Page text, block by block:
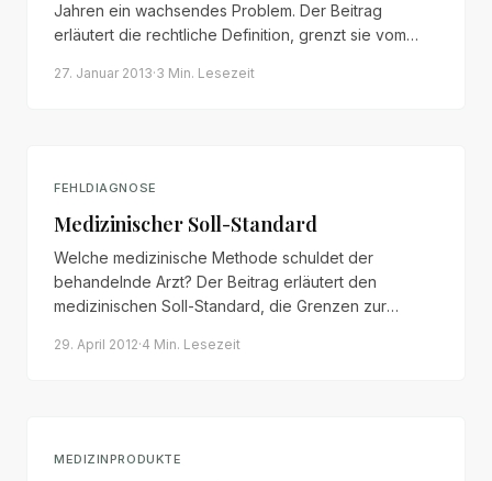
Jahren ein wachsendes Problem. Der Beitrag
erläutert die rechtliche Definition, grenzt sie vom
Bedeutung spezialisierter Ermittlungsbehörden ein.
27. Januar 2013·3 Min. Lesezeit
FEHLDIAGNOSE
Medizinischer Soll-Standard
Welche medizinische Methode schuldet der
behandelnde Arzt? Der Beitrag erläutert den
medizinischen Soll-Standard, die Grenzen zur
Pflicht zur Überweisung an Spezialkliniken.
29. April 2012·4 Min. Lesezeit
MEDIZINPRODUKTE